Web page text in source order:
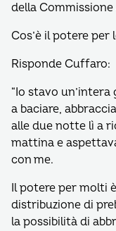
della
Cos’è il potere per
Risponde Cuffaro:
“Io stavo
a baciare,
alle due notte lì a
mattina e
con me.
Il potere per molti
distribuzione di
la possibilità di